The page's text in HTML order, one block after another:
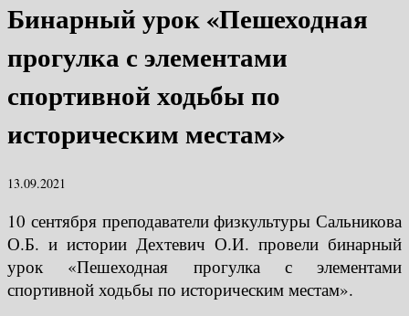
Бинарный урок «Пешеходная
прогулка с элементами
спортивной ходьбы по
историческим местам»
13.09.2021
10 сентября преподаватели физкультуры Сальникова
О.Б. и истории Дехтевич О.И. провели бинарный
урок «Пешеходная прогулка с элементами
спортивной ходьбы по историческим местам».